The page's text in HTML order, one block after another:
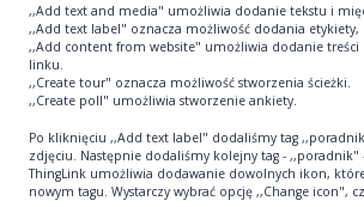
,,Add text and media" umożliwia dodanie tekstu i
,,Add text label" oznacza możliwość dodania
,,Add content from website" umożliwia dodanie
linku.
,,Create tour" oznacza możliwość stworzenia ścieżki.
,,Create poll" umożliwia stworzenie ankiety.
Po kliknięciu ,,Add text label" dodaliśmy tag
zdjęciu. Następnie dodaliśmy kolejny tag - ,,poradnik"
ThingLink umożliwia dodawanie dowolnych ikon,
nowym tagu. Wystarczy wybrać opcję ,,Change icon",